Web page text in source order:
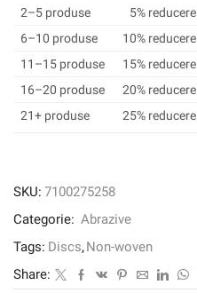
a
suprafeței
de
precizie
Scotch-
Brite
mediu,
mmx
NH,
pe
2–5 produse
5% reducere
6–10 produse
10% reducere
11–15 produse
15% reducere
16–20 produse
20% reducere
21+ produse
25% reducere
SKU: 7100275258
Categorie: Abrazive
Tags: Discs,Non-woven
Share: